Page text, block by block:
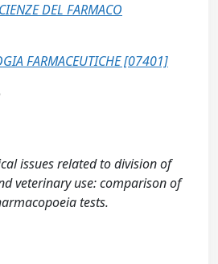
DEL FARMACO
FARMACEUTICHE [07401]
issues related to division of
veterinary use: comparison of
tests.